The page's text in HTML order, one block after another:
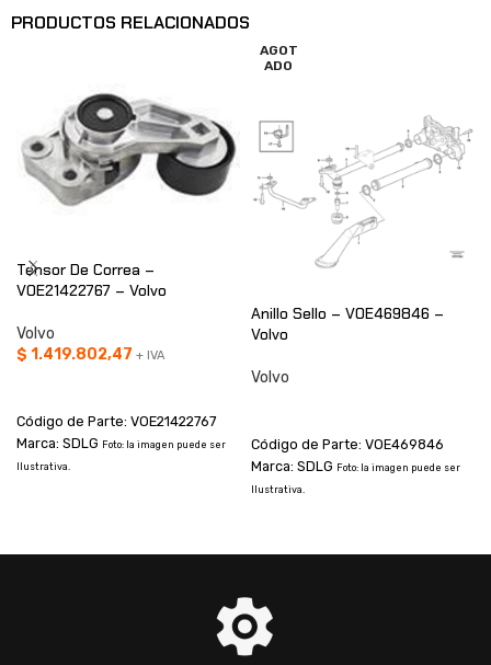
PRODUCTOS RELACIONADOS
Tensor De Correa –
VOE21422767 – Volvo
Volvo
$ 1.419.802,47 + IVA
Código de Parte: VOE21422767
Marca: SDLG Foto: la imagen puede ser
Ilustrativa.
AGOT
ADO
Anillo Sello – VOE469846 –
Volvo
Volvo
Código de Parte: VOE469846
Marca: SDLG Foto: la imagen puede ser
Ilustrativa.